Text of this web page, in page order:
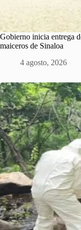
Gobierno inicia entrega
maiceros de Sinaloa
4 agosto, 2026